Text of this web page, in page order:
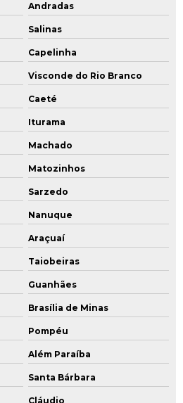
ambiental
ambiental
por hidrocarbonetos
ambiental
Andradas
Salinas
Capelinha
Visconde do Rio Branco
Caeté
Iturama
Machado
Matozinhos
Sarzedo
Nanuque
Araçuaí
Taiobeiras
Guanhães
Brasília de Minas
Pompéu
Além Paraíba
Santa Bárbara
Cláudio